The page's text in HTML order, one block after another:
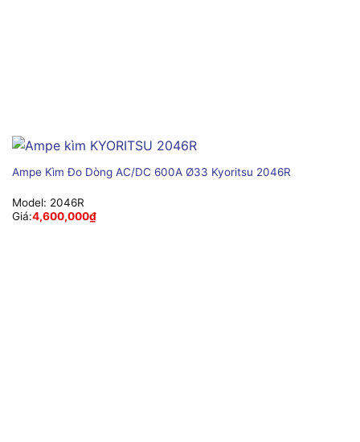
Ampe Kìm Đo Dòng AC/DC 600A Ø33 Kyoritsu 2046R
Model: 2046R
Giá:4,600,000₫